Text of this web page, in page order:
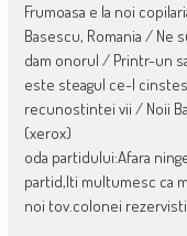
Frumoasa e la noi
Basescu, Romania / Ne
dam onorul / Printr-un
este steagul ce-l
recunostintei vii / Noii
(xerox)
oda partidului:Afara
partid,Iti multumesc ca
noi tov.colonei